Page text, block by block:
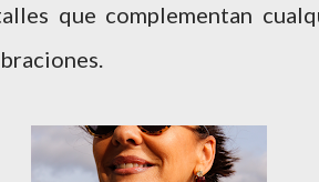
que complementan